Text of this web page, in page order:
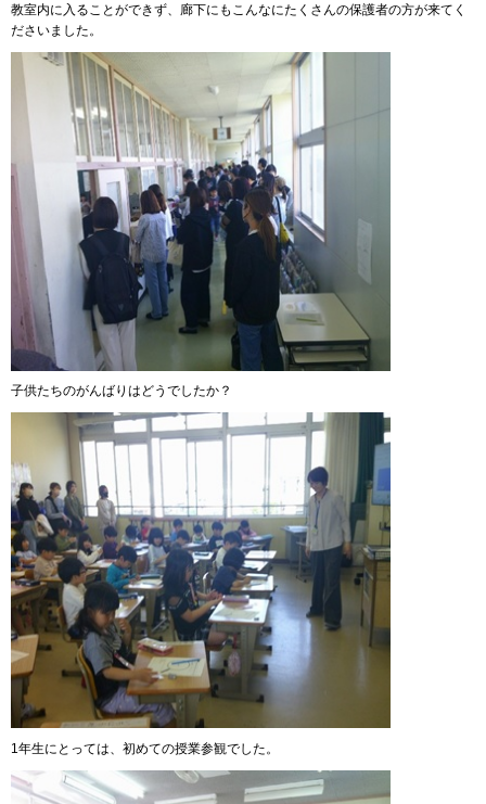
教室内に入ることができず、廊下にもこんなにたくさんの保護者の方が来てく
ださいました。
子供たちのがんばりはどうでしたか？
1年生にとっては、初めての授業参観でした。